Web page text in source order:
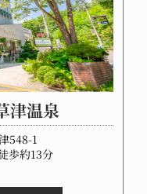
津温泉
548-1
歩約13分